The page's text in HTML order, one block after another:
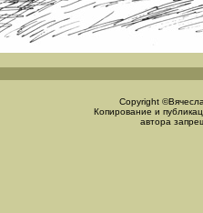
Copyright
Копирование и
автора